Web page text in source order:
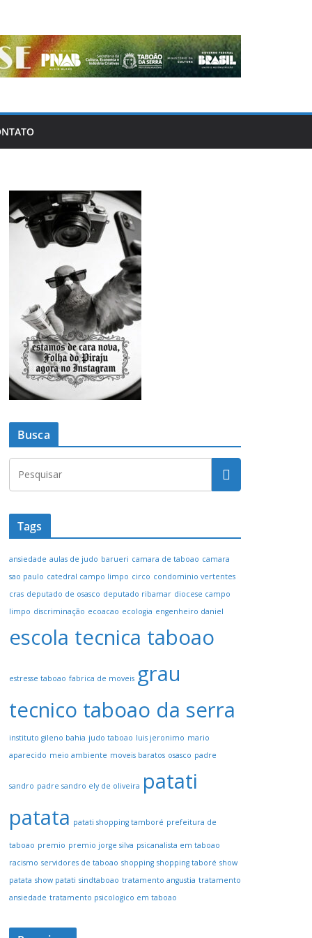
Busca
Tags
ansiedade aulas de judo barueri camara de taboao camara
sao paulo catedral campo limpo circo condominio vertentes
cras deputado de osasco deputado ribamar diocese campo
limpo discriminação ecoacao ecologia engenheiro daniel
escola tecnica taboao
estresse taboao fabrica de moveis grau
tecnico taboao da serra
instituto gileno bahia judo taboao luis jeronimo mario
aparecido meio ambiente moveis baratos osasco padre
sandro padre sandro ely de oliveira patati
patata patati shopping tamboré prefeitura de
taboao premio premio jorge silva psicanalista em taboao
racismo servidores de taboao shopping shopping taboré show
patata show patati sindtaboao tratamento angustia tratamento
ansiedade tratamento psicologico em taboao